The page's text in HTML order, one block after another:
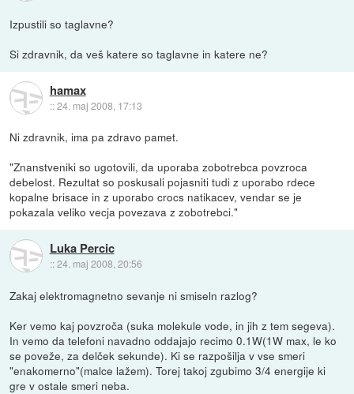
Izpustili so taglavne?
Si zdravnik, da veš katere so taglavne in katere ne?
hamax
::24. maj 2008, 17:13
Ni zdravnik, ima pa zdravo pamet.
"Znanstveniki so ugotovili, da uporaba zobotrebca povzroca
debelost. Rezultat so poskusali pojasniti tudi z uporabo rdece
kopalne brisace in z uporabo crocs natikacev, vendar se je
pokazala veliko vecja povezava z zobotrebci."
Luka Percic
::24. maj 2008, 20:56
Zakaj elektromagnetno sevanje ni smiseln razlog?
Ker vemo kaj povzroča (suka molekule vode, in jih z tem segeva).
In vemo da telefoni navadno oddajajo recimo 0.1W(1W max, le ko
se poveže, za delček sekunde). Ki se razpošilja v vse smeri
"enakomerno"(malce lažem). Torej takoj zgubimo 3/4 energije ki
gre v ostale smeri neba.